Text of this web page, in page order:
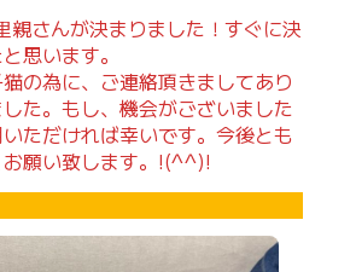
さんが決まりました！すぐに決
思います。
の為に、ご連絡頂きましてあり
た。もし、機会がございました
ただければ幸いです。今後とも
お願い致します。!(^^)!